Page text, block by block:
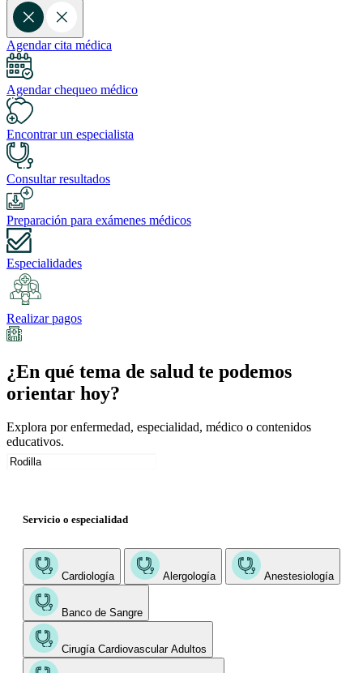
Agendar cita médica
Agendar chequeo médico
Encontrar un especialista
Consultar resultados
Preparación para exámenes médicos
Especialidades
Realizar pagos
¿En qué tema de salud te podemos
orientar hoy?
Explora por enfermedad, especialidad, médico o contenidos
educativos.
Servicio o especialidad
Cardiología Alergología Anestesiología
Banco de Sangre
Cirugía Cardiovascular Adultos